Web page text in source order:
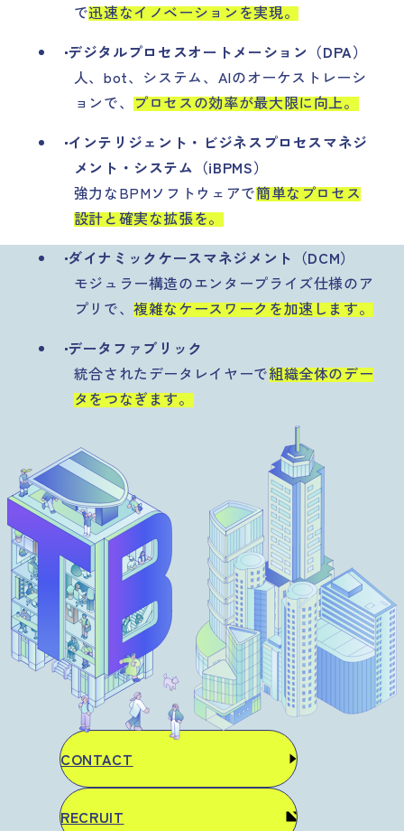
で迅速なイノベーションを実現。
デジタルプロセスオートメーション（DPA）
人、bot、システム、AIのオーケストレーシ
ョンで、プロセスの効率が最大限に向上。
インテリジェント・ビジネスプロセスマネジ
メント・システム（iBPMS）
強力なBPMソフトウェアで簡単なプロセス
設計と確実な拡張を。
ダイナミックケースマネジメント（DCM）
モジュラー構造のエンタープライズ仕様のア
プリで、複雑なケースワークを加速します。
データファブリック
統合されたデータレイヤーで組織全体のデー
タをつなぎます。
CONTACT
RECRUIT